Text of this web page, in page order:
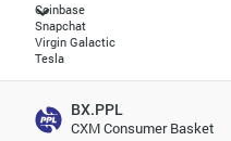
Coinbase
Snapchat
Virgin Galactic
Tesla
BX.PPL
CXM Consumer Basket